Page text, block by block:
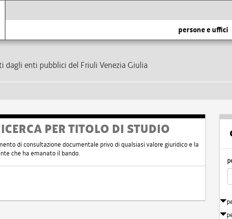
persone e uffici
dagli enti pubblici del Friuli Venezia Giulia
PER TITOLO DI STUDIO
di consultazione documentale privo di qualsiasi valore giuridico e la
che ha emanato il bando.